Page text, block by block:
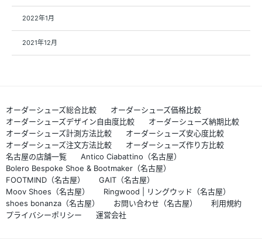
2022年1月
2021年12月
オーダーシューズ総合比較
オーダーシューズ価格比較
オーダーシューズデザイン自由度比較
オーダーシューズ納期比較
オーダーシューズ計測方法比較
オーダーシューズ安心度比較
オーダーシューズ注文方法比較
オーダーシューズ作り方比較
名古屋の店舗一覧
Antico Ciabattino（名古屋）
Bolero Bespoke Shoe & Bootmaker（名古屋）
FOOTMIND（名古屋）
GAIT（名古屋）
Moov Shoes（名古屋）
Ringwood | リングウッド（名古屋）
shoes bonanza（名古屋）
お問い合わせ（名古屋）
利用規約
プライバシーポリシー
運営会社